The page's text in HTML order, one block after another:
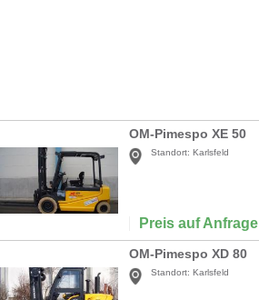
OM-Pimespo XE 50
Standort: Karlsfeld
Preis auf Anfrage
OM-Pimespo XD 80
Standort: Karlsfeld